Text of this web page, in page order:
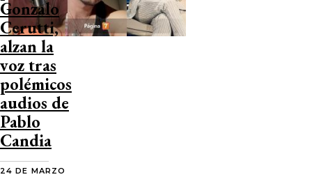
Gonzalo
Cerutti,
alzan la
voz tras
polémicos
audios de
Pablo
Candia
24 DE MARZO